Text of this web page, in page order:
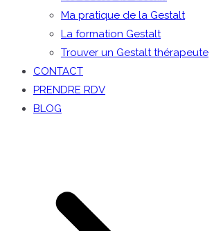
Ma pratique de la Gestalt
La formation Gestalt
Trouver un Gestalt thérapeute
CONTACT
PRENDRE RDV
BLOG